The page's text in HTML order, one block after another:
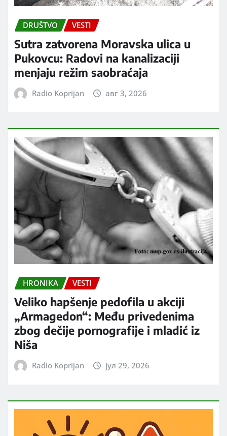
DRUŠTVO VESTI
Sutra zatvorena Moravska ulica u
Pukovcu: Radovi na kanalizaciji
menjaju režim saobraćaja
Radio Koprijan авг 3, 2026
HRONIKA VESTI
Veliko hapšenje pedofila u akciji
„Armagedon“: Među privedenima
zbog dečije pornografije i mladić iz
Niša
Radio Koprijan јул 29, 2026